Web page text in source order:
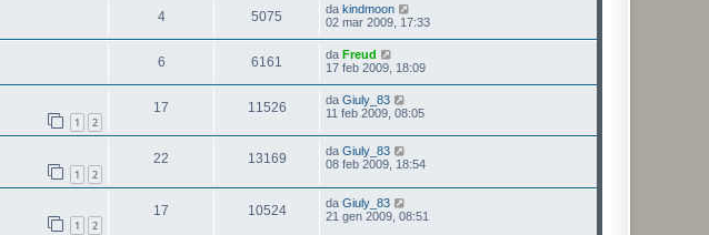
4 5075 da kindmoon
02 mar 2009, 17:33
6 6161 da Freud
17 feb 2009, 18:09
1 2
17 11526 da Giuly_83
11 feb 2009, 08:05
1 2
22 13169 da Giuly_83
08 feb 2009, 18:54
1 2
17 10524 da Giuly_83
21 gen 2009, 08:51